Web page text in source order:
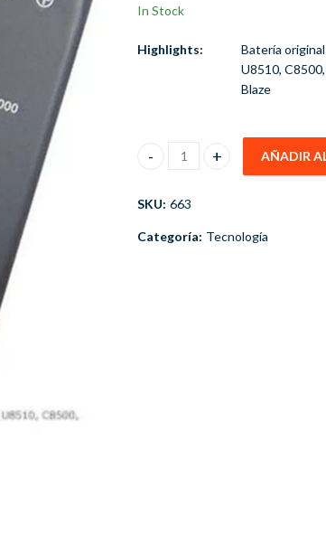
In Stock
Highlights:
Batería
U8510,
Blaze
Bateria Alternativa Huawei
AÑADIR
SKU: 663
Categoría: Tecnología